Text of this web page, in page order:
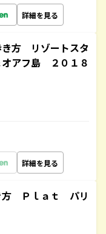
詳細を見る
方 リゾートスタ
アフ島 ２０１８
詳細を見る
方 Ｐｌａｔ パリ